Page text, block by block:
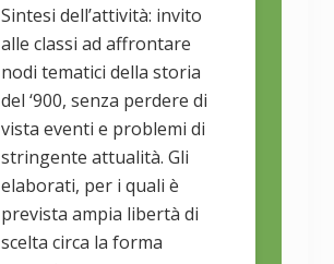
Sintesi dell’attività: invito
alle classi ad affrontare
nodi tematici della storia
del ‘900, senza perdere di
vista eventi e problemi di
stringente attualità. Gli
elaborati, per i quali è
prevista ampia libertà di
scelta circa la forma